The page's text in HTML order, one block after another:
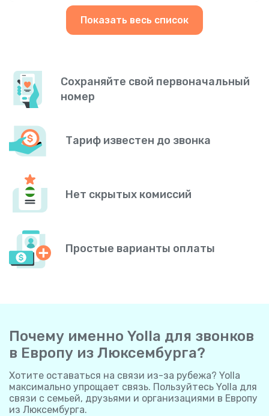
Показать весь список
Сохраняйте свой первоначальный
номер
Тариф известен до звонка
Нет скрытых комиссий
Простые варианты оплаты
Почему именно Yolla для звонков
в Европу из Люксембурга?
Хотите оставаться на связи из-за рубежа? Yolla
максимально упрощает связь. Пользуйтесь Yolla для
связи с семьей, друзьями и организациями в Европу
из Люксембурга.